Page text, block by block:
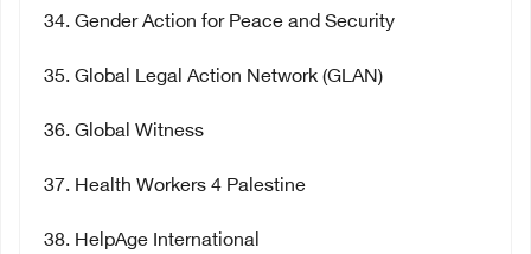
34. Gender Action for Peace and Security
35. Global Legal Action Network (GLAN)
36. Global Witness
37. Health Workers 4 Palestine
38. HelpAge International